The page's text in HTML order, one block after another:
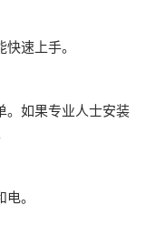
速上手。
如果专业人士安装
。